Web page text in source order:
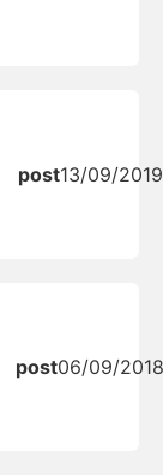
post13/09/2019
post06/09/